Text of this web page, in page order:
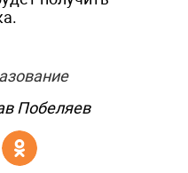
Побеляев